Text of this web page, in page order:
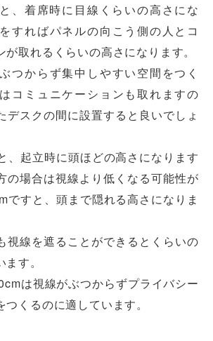
、着席時に目線くらいの高さにな
すればパネルの向こう側の人とコ
が取れるくらいの高さになります。
つからず集中しやすい空間をつく
コミュニケーションも取れますの
デスクの間に設置すると良いでしょ
、起立時に頭ほどの高さになります
の場合は視線より低くなる可能性が
ですと、頭まで隠れる高さになりま
視線を遮ることができるとくらいの
す。
は視線がぶつからずプライバシー
くるのに適しています。